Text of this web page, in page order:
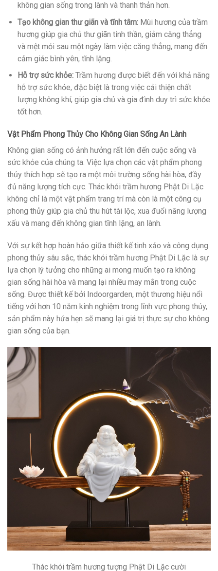
không gian sống trong lành và thanh thản hơn.
Tạo không gian thư giãn và tĩnh tâm:Mùi hương của trầm
hương giúp gia chủ thư giãn tinh thần, giảm căng thẳng
và mệt mỏi sau một ngày làm việc căng thẳng, mang đến
cảm giác bình yên, tĩnh lặng.
Hỗ trợ sức khỏe:Trầm hương được biết đến với khả năng
hỗ trợ sức khỏe, đặc biệt là trong việc cải thiện chất
lượng không khí, giúp gia chủ và gia đình duy trì sức khỏe
tốt hơn.
Vật Phẩm Phong Thủy Cho Không Gian Sống An Lành
Không gian sống có ảnh hưởng rất lớn đến cuộc sống và
sức khỏe của chúng ta. Việc lựa chọn các vật phẩm phong
thủy thích hợp sẽ tạo ra một môi trường sống hài hòa, đầy
đủ năng lượng tích cực. Thác khói trầm hương Phật Di Lặc
không chỉ là một vật phẩm trang trí mà còn là một công cụ
phong thủy giúp gia chủ thu hút tài lộc, xua đuổi năng lượng
xấu và mang đến không gian tĩnh lặng, an lành.
Với sự kết hợp hoàn hảo giữa thiết kế tinh xảo và công dụng
phong thủy sâu sắc, thác khói trầm hương Phật Di Lặc là sự
lựa chọn lý tưởng cho những ai mong muốn tạo ra không
gian sống hài hòa và mang lại nhiều may mắn trong cuộc
sống. Được thiết kế bởi Indoorgarden, một thương hiệu nổi
tiếng với hơn 10 năm kinh nghiệm trong lĩnh vực phong thủy,
sản phẩm này hứa hẹn sẽ mang lại giá trị thực sự cho không
gian sống của bạn.
Thác khói trầm hương tượng Phật Di Lặc cười